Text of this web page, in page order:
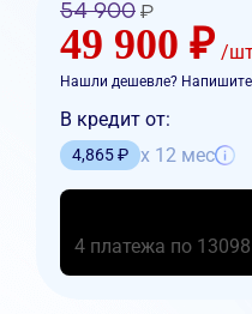
54 900 ₽
49 900 ₽ /
Нашли дешевле?
В кредит от:
4,865 ₽ x 12 мес
4 платежа по